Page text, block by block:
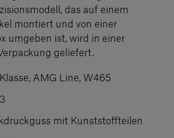
das auf einem
montiert und von einer
umgeben ist, wird in einer
geliefert.
AMG Line, W465
mit Kunststoffteilen